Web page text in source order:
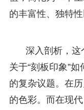
的丰富性、独特
深入剖析，这
关于“刻板印象”
的复杂议题。在
的色彩。而在现